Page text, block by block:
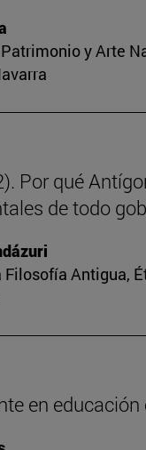
y Arte
Por qué
de todo
Antigua,
en educación